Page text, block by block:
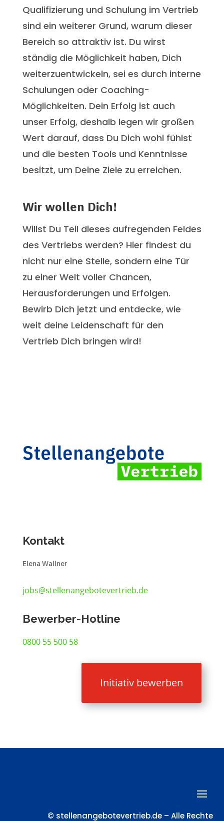
Qualifizierung und Schulung im Vertrieb
sind ein weiterer Grund, warum dieser
Bereich so attraktiv ist. Du wirst
ständig die Möglichkeit haben, Dich
weiterzuentwickeln, sei es durch interne
Schulungen oder Coaching-
Möglichkeiten. Dein Erfolg ist auch
unser Erfolg, deshalb legen wir großen
Wert darauf, dass Du Dich wohl fühlst
und die besten Tools und Kenntnisse
besitzt, um Deine Ziele zu erreichen.
Wir wollen Dich!
Willst Du Teil dieses aufregenden Feldes
des Vertriebs werden? Hier findest du
nicht nur eine Stelle, sondern eine Tür
zu einer Welt voller Chancen,
Herausforderungen und Erfolgen.
Bewirb Dich jetzt und entdecke, wie
weit deine Leidenschaft für den
Vertrieb Dich bringen wird!
Kontakt
Elena Wallner
jobs@stellenangebotevertrieb.de
Bewerber-Hotline
0800 55 500 58
Initiativ bewerben
© stellenangebotevertrieb.de – Alle Rechte